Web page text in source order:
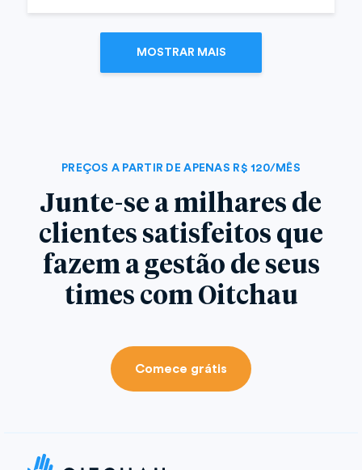
MOSTRAR MAIS
PREÇOS A PARTIR DE APENAS R$ 120/MÊS
Junte-se a milhares de
clientes satisfeitos que
fazem a gestão de seus
times com Oitchau
Comece grátis